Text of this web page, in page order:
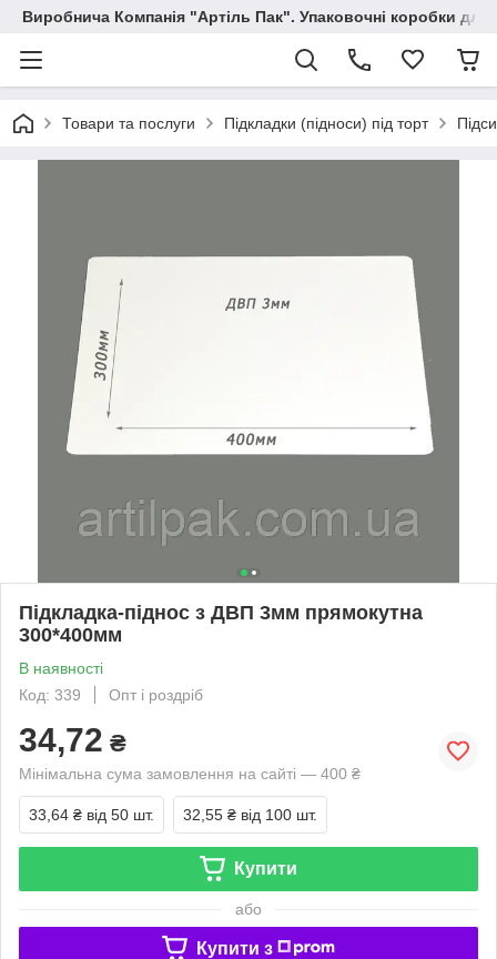
Виробнича Компанія "Артіль Пак". Упаковочні коробки для
Товари та послуги Підкладки (підноси) під торт
Підкладка-піднос з ДВП 3мм прямокутна
300*400мм
В наявності
Код: 339
Опт і роздріб
34,72 ₴
Мінімальна сума замовлення на сайті — 400 ₴
33,64 ₴ від 50 шт. 32,55 ₴ від 100 шт.
Купити
або
Купити з